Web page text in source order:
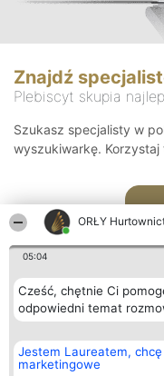
ORŁY
05:04
Cześć, chętnie Ci
odpowiedni temat
Jestem Laureatem,
marketingowe
Znajdź
Plebiscyt skupia
Szukasz specjalisty w
wyszukiwarkę. Korzystaj
Organizator plebiscytu
Bright Side Solutions sp. z o.
o. sp. k.